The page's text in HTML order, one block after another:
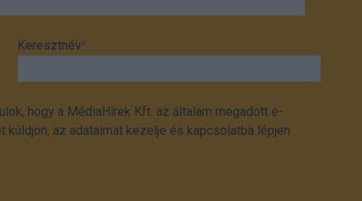
Keresztnév*
hogy a MédiaHírek Kft. az általam megadott e-
az adataimat kezelje és kapcsolatba lépjen